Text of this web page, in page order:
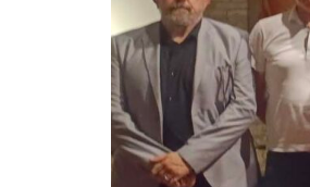
Leggi →